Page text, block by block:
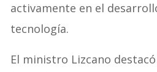
activamente en el
tecnología.
El ministro Lizcano